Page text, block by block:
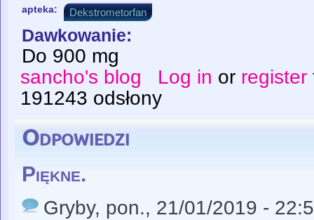
apteka: Dekstrometorfan
Dawkowanie:
Do 900 mg
sancho's blog
Log in or register
191243 odsłony
Odpowiedzi
Piękne.
Gryby, pon., 21/01/2019 -